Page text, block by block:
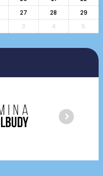
27 28
29
3 4 5